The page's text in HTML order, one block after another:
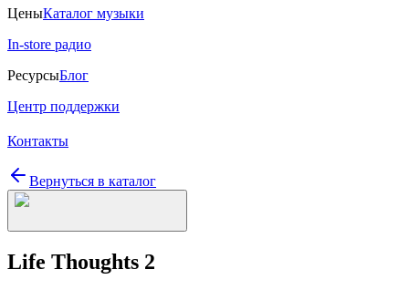
ЦеныКаталог музыки
In-store радио
РесурсыБлог
Центр поддержки
Контакты
Вернуться в каталог
Life Thoughts 2